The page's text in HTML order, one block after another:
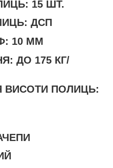
15 ШТ.
ДСП
10 ММ
ДО 175 КГ/
ВИСОТИ ПОЛИЦЬ: